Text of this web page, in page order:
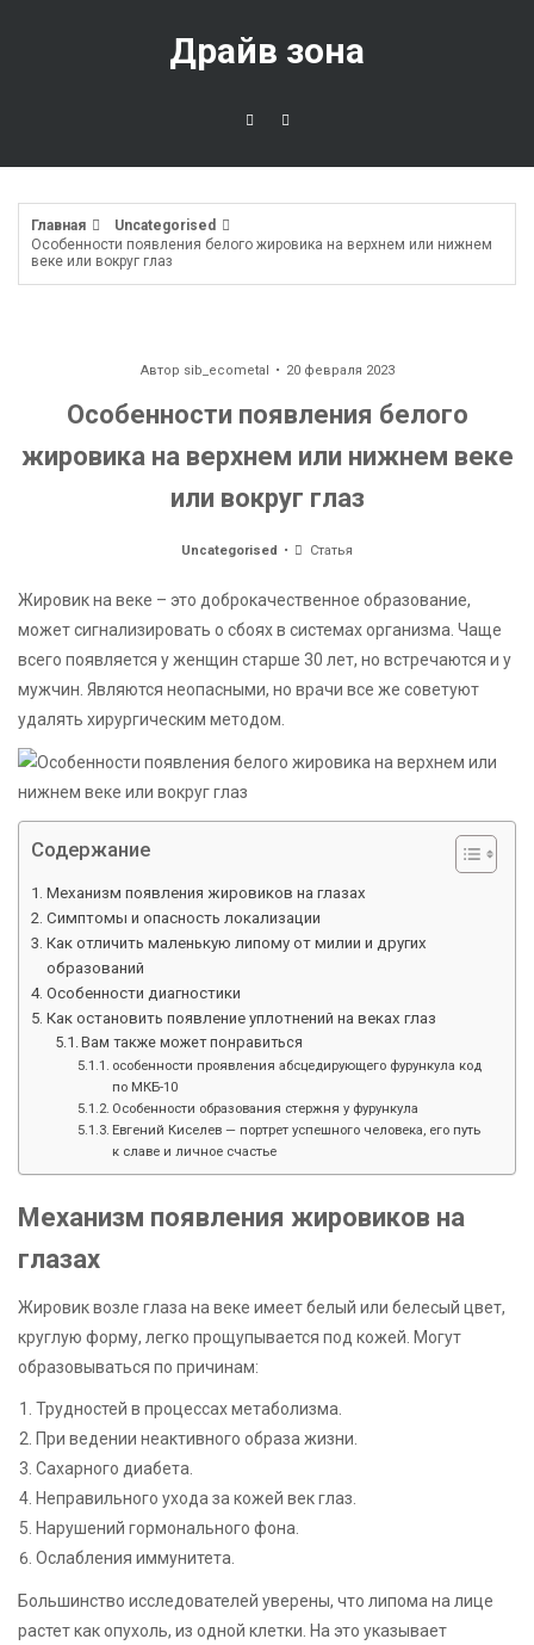
Драйв зона
Главная
Uncategorised
Особенности появления белого жировика на верхнем или нижнем
веке или вокруг глаз
Автор sib_ecometal 20 февраля 2023
Особенности появления белого
жировика на верхнем или нижнем веке
или вокруг глаз
Uncategorised Статья
Жировик на веке – это доброкачественное образование,
может сигнализировать о сбоях в системах организма. Чаще
всего появляется у женщин старше 30 лет, но встречаются и у
мужчин. Являются неопасными, но врачи все же советуют
удалять хирургическим методом.
Содержание
Механизм появления жировиков на глазах
Симптомы и опасность локализации
Как отличить маленькую липому от милии и других
образований
Особенности диагностики
Как остановить появление уплотнений на веках глаз
Вам также может понравиться
особенности проявления абсцедирующего фурункула код
по МКБ-10
Особенности образования стержня у фурункула
Евгений Киселев — портрет успешного человека, его путь
к славе и личное счастье
Механизм появления жировиков на
глазах
Жировик возле глаза на веке имеет белый или белесый цвет,
круглую форму, легко прощупывается под кожей. Могут
образовываться по причинам:
Трудностей в процессах метаболизма.
При ведении неактивного образа жизни.
Сахарного диабета.
Неправильного ухода за кожей век глаз.
Нарушений гормонального фона.
Ослабления иммунитета.
Большинство исследователей уверены, что липома на лице
растет как опухоль, из одной клетки. На это указывает